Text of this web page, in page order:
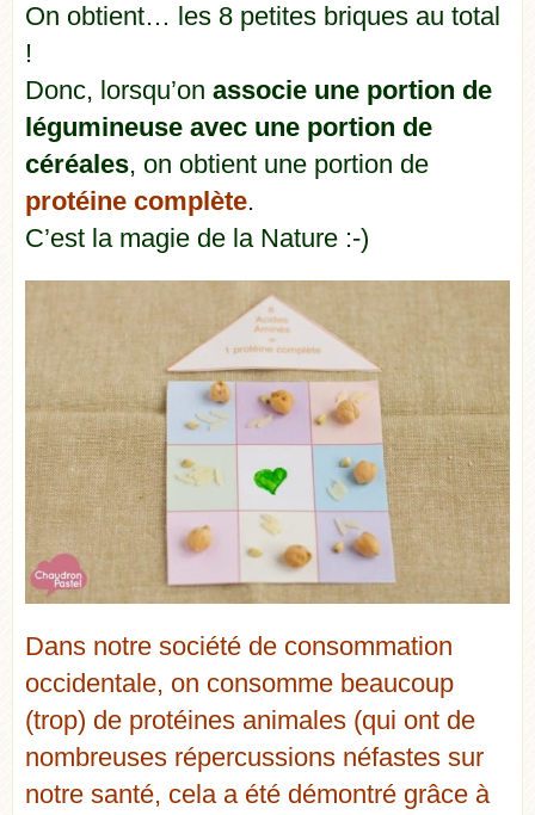
On obtient… les 8 petites briques au total
!
Donc, lorsqu’on associe une portion de
légumineuse avec une portion de
céréales, on obtient une portion de
protéine complète.
C’est la magie de la Nature :-)
Dans notre société de consommation
occidentale, on consomme beaucoup
(trop) de protéines animales (qui ont de
nombreuses répercussions néfastes sur
notre santé, cela a été démontré grâce à